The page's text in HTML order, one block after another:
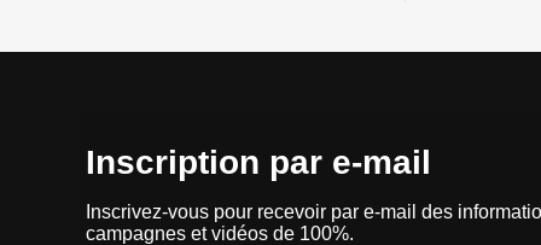
Inscription par e-mail
Inscrivez-vous pour recevoir par e-mail des
campagnes et vidéos de 100%.